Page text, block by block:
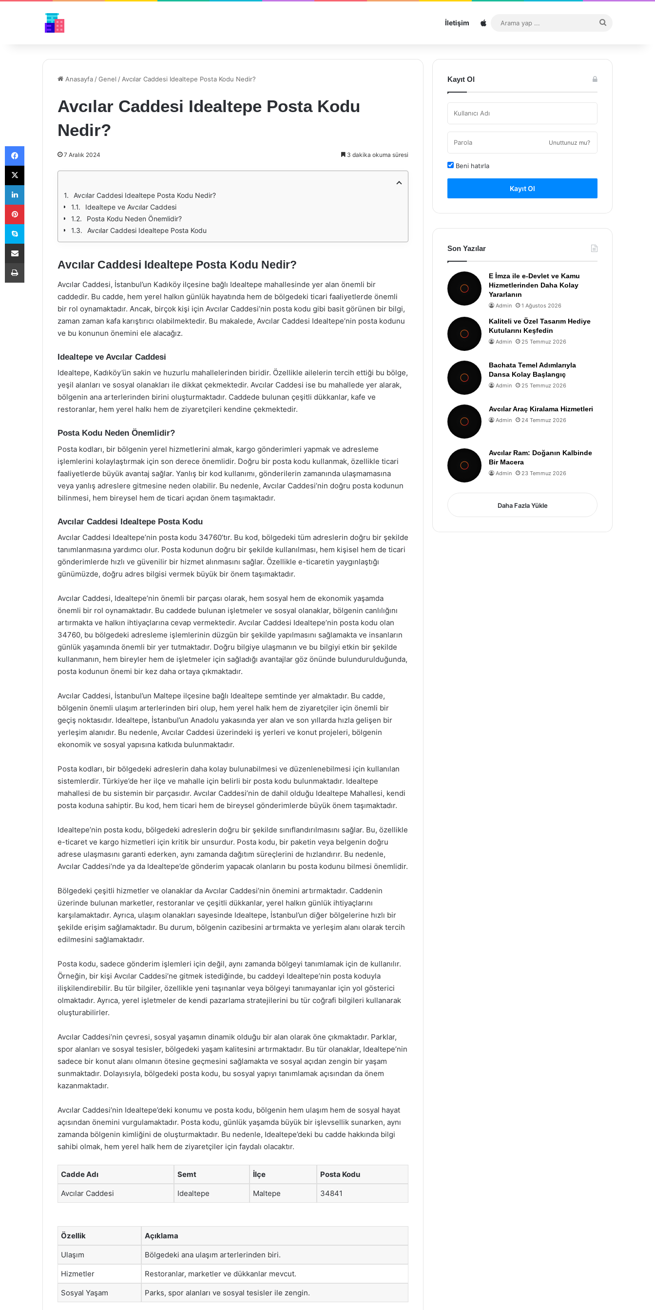
İletişim Sitemap
...
Anasayfa /Genel / Avcılar Caddesi Idealtepe Posta Kodu Nedir?
Avcılar Caddesi Idealtepe Posta Kodu
Nedir?
7 Aralık 2024 3 dakika okuma süresi
Avcılar Caddesi Idealtepe Posta Kodu Nedir?
Idealtepe ve Avcılar Caddesi
Posta Kodu Neden Önemlidir?
Avcılar Caddesi Idealtepe Posta Kodu
Avcılar Caddesi Idealtepe Posta Kodu Nedir?
Avcılar Caddesi, İstanbul’un Kadıköy ilçesine bağlı Idealtepe mahallesinde yer alan önemli bir
caddedir. Bu cadde, hem yerel halkın günlük hayatında hem de bölgedeki ticari faaliyetlerde önemli
bir rol oynamaktadır. Ancak, birçok kişi için Avcılar Caddesi’nin posta kodu gibi basit görünen bir bilgi,
zaman zaman kafa karıştırıcı olabilmektedir. Bu makalede, Avcılar Caddesi Idealtepe’nin posta kodunu
ve bu konunun önemini ele alacağız.
Idealtepe ve Avcılar Caddesi
Idealtepe, Kadıköy’ün sakin ve huzurlu mahallelerinden biridir. Özellikle ailelerin tercih ettiği bu bölge,
yeşil alanları ve sosyal olanakları ile dikkat çekmektedir. Avcılar Caddesi ise bu mahallede yer alarak,
bölgenin ana arterlerinden birini oluşturmaktadır. Caddede bulunan çeşitli dükkanlar, kafe ve
restoranlar, hem yerel halkı hem de ziyaretçileri kendine çekmektedir.
Posta Kodu Neden Önemlidir?
Posta kodları, bir bölgenin yerel hizmetlerini almak, kargo gönderimleri yapmak ve adresleme
işlemlerini kolaylaştırmak için son derece önemlidir. Doğru bir posta kodu kullanmak, özellikle ticari
faaliyetlerde büyük avantaj sağlar. Yanlış bir kod kullanımı, gönderilerin zamanında ulaşmamasına
veya yanlış adreslere gitmesine neden olabilir. Bu nedenle, Avcılar Caddesi’nin doğru posta kodunun
bilinmesi, hem bireysel hem de ticari açıdan önem taşımaktadır.
Avcılar Caddesi Idealtepe Posta Kodu
Avcılar Caddesi Idealtepe’nin posta kodu 34760’tır. Bu kod, bölgedeki tüm adreslerin doğru bir şekilde
tanımlanmasına yardımcı olur. Posta kodunun doğru bir şekilde kullanılması, hem kişisel hem de ticari
gönderimlerde hızlı ve güvenilir bir hizmet alınmasını sağlar. Özellikle e-ticaretin yaygınlaştığı
günümüzde, doğru adres bilgisi vermek büyük bir önem taşımaktadır.
Avcılar Caddesi, Idealtepe’nin önemli bir parçası olarak, hem sosyal hem de ekonomik yaşamda
önemli bir rol oynamaktadır. Bu caddede bulunan işletmeler ve sosyal olanaklar, bölgenin canlılığını
artırmakta ve halkın ihtiyaçlarına cevap vermektedir. Avcılar Caddesi Idealtepe’nin posta kodu olan
34760, bu bölgedeki adresleme işlemlerinin düzgün bir şekilde yapılmasını sağlamakta ve insanların
günlük yaşamında önemli bir yer tutmaktadır. Doğru bilgiye ulaşmanın ve bu bilgiyi etkin bir şekilde
kullanmanın, hem bireyler hem de işletmeler için sağladığı avantajlar göz önünde bulundurulduğunda,
posta kodunun önemi bir kez daha ortaya çıkmaktadır.
Avcılar Caddesi, İstanbul’un Maltepe ilçesine bağlı Idealtepe semtinde yer almaktadır. Bu cadde,
bölgenin önemli ulaşım arterlerinden biri olup, hem yerel halk hem de ziyaretçiler için önemli bir
geçiş noktasıdır. Idealtepe, İstanbul’un Anadolu yakasında yer alan ve son yıllarda hızla gelişen bir
yerleşim alanıdır. Bu nedenle, Avcılar Caddesi üzerindeki iş yerleri ve konut projeleri, bölgenin
ekonomik ve sosyal yapısına katkıda bulunmaktadır.
Posta kodları, bir bölgedeki adreslerin daha kolay bulunabilmesi ve düzenlenebilmesi için kullanılan
sistemlerdir. Türkiye’de her ilçe ve mahalle için belirli bir posta kodu bulunmaktadır. Idealtepe
mahallesi de bu sistemin bir parçasıdır. Avcılar Caddesi’nin de dahil olduğu Idealtepe Mahallesi, kendi
posta koduna sahiptir. Bu kod, hem ticari hem de bireysel gönderimlerde büyük önem taşımaktadır.
Idealtepe’nin posta kodu, bölgedeki adreslerin doğru bir şekilde sınıflandırılmasını sağlar. Bu, özellikle
e-ticaret ve kargo hizmetleri için kritik bir unsurdur. Posta kodu, bir paketin veya belgenin doğru
adrese ulaşmasını garanti ederken, aynı zamanda dağıtım süreçlerini de hızlandırır. Bu nedenle,
Avcılar Caddesi’nde ya da Idealtepe’de gönderim yapacak olanların bu posta kodunu bilmesi önemlidir.
Bölgedeki çeşitli hizmetler ve olanaklar da Avcılar Caddesi’nin önemini artırmaktadır. Caddenin
üzerinde bulunan marketler, restoranlar ve çeşitli dükkanlar, yerel halkın günlük ihtiyaçlarını
karşılamaktadır. Ayrıca, ulaşım olanakları sayesinde Idealtepe, İstanbul’un diğer bölgelerine hızlı bir
şekilde erişim sağlamaktadır. Bu durum, bölgenin cazibesini artırmakta ve yerleşim alanı olarak tercih
edilmesini sağlamaktadır.
Posta kodu, sadece gönderim işlemleri için değil, aynı zamanda bölgeyi tanımlamak için de kullanılır.
Örneğin, bir kişi Avcılar Caddesi’ne gitmek istediğinde, bu caddeyi Idealtepe’nin posta koduyla
ilişkilendirebilir. Bu tür bilgiler, özellikle yeni taşınanlar veya bölgeyi tanımayanlar için yol gösterici
olmaktadır. Ayrıca, yerel işletmeler de kendi pazarlama stratejilerini bu tür coğrafi bilgileri kullanarak
oluşturabilirler.
Avcılar Caddesi’nin çevresi, sosyal yaşamın dinamik olduğu bir alan olarak öne çıkmaktadır. Parklar,
spor alanları ve sosyal tesisler, bölgedeki yaşam kalitesini artırmaktadır. Bu tür olanaklar, Idealtepe’nin
sadece bir konut alanı olmanın ötesine geçmesini sağlamakta ve sosyal açıdan zengin bir yaşam
sunmaktadır. Dolayısıyla, bölgedeki posta kodu, bu sosyal yapıyı tanımlamak açısından da önem
kazanmaktadır.
Avcılar Caddesi’nin Idealtepe’deki konumu ve posta kodu, bölgenin hem ulaşım hem de sosyal hayat
açısından önemini vurgulamaktadır. Posta kodu, günlük yaşamda büyük bir işlevsellik sunarken, aynı
zamanda bölgenin kimliğini de oluşturmaktadır. Bu nedenle, Idealtepe’deki bu cadde hakkında bilgi
sahibi olmak, hem yerel halk hem de ziyaretçiler için faydalı olacaktır.
Cadde Adı Semt İlçe Posta Kodu
Avcılar Caddesi Idealtepe Maltepe 34841
Özellik Açıklama
Ulaşım Bölgedeki ana ulaşım arterlerinden biri.
Hizmetler Restoranlar, marketler ve dükkanlar mevcut.
Sosyal Yaşam Parks, spor alanları ve sosyal tesisler ile zengin.
Kayıt Ol
Unuttunuz mu?
Beni hatırla
Kayıt Ol
Son Yazılar
E İmza ile e-Devlet ve Kamu
Hizmetlerinden Daha Kolay
Yararlanın
Admin 1 Ağustos 2026
Kaliteli ve Özel Tasarım Hediye
Kutularını Keşfedin
Admin 25 Temmuz 2026
Bachata Temel Adımlarıyla
Dansa Kolay Başlangıç
Admin 25 Temmuz 2026
Avcılar Araç Kiralama Hizmetleri
Admin 24 Temmuz 2026
Avcılar Ram: Doğanın Kalbinde
Bir Macera
Admin 23 Temmuz 2026
Daha Fazla Yükle
Facebook
X
LinkedIn
Pinterest
Skype
E-Posta ile paylaş